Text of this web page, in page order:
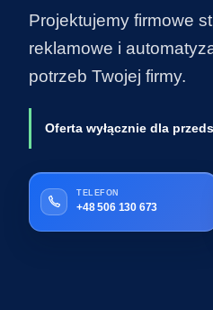
Projektujemy firmowe
reklamowe i
potrzeb Twojej firmy.
Oferta wyłącznie dla
TELEFON
+48 506 130 673